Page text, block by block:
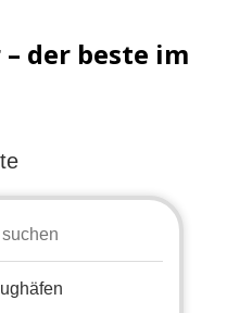
der beste im